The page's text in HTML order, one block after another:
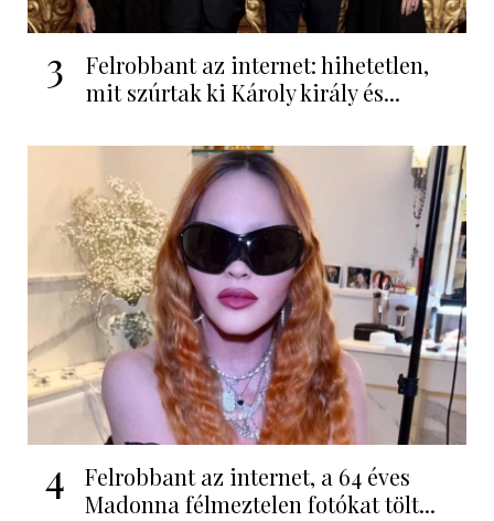
3
Felrobbant az internet: hihetetlen,
mit szúrtak ki Károly király és...
4
Felrobbant az internet, a 64 éves
Madonna félmeztelen fotókat tölt...